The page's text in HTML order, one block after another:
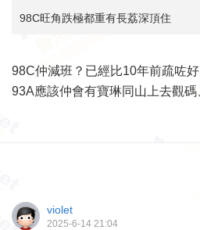
98C旺角跌極都重有長荔深頂住
98C仲減班？已經比10年前疏咗
93A應該仲會有寶琳同山上去觀碼
violet
2025-6-14 21:04